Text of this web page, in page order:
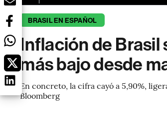
BRASIL EN ESPAÑOL
Inflación de Brasil
más bajo desde
En concreto, la cifra cayó a 5,90%,
Bloomberg